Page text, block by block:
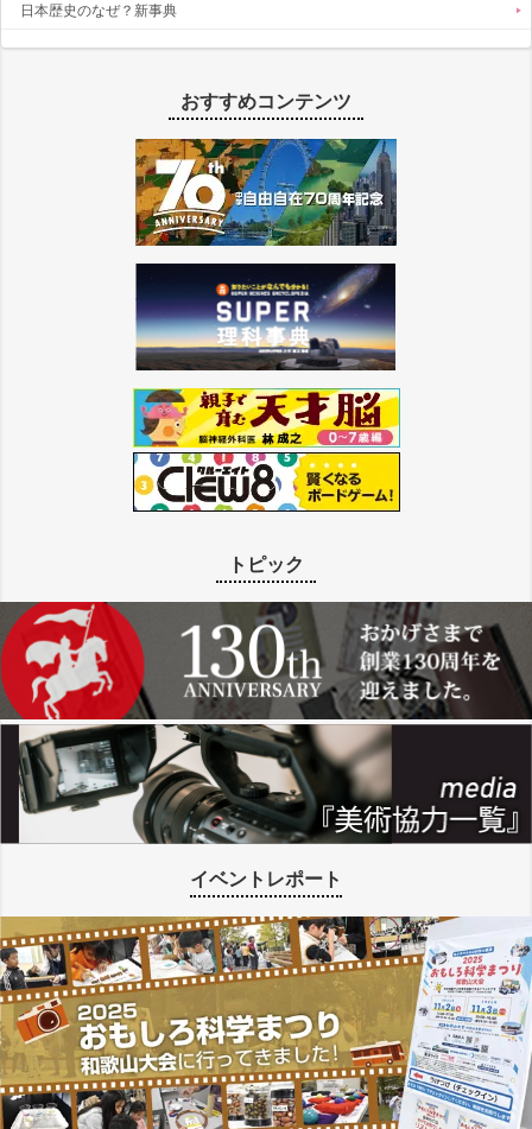
日本歴史のなぜ？新事典
おすすめコンテンツ
トピック
イベントレポート